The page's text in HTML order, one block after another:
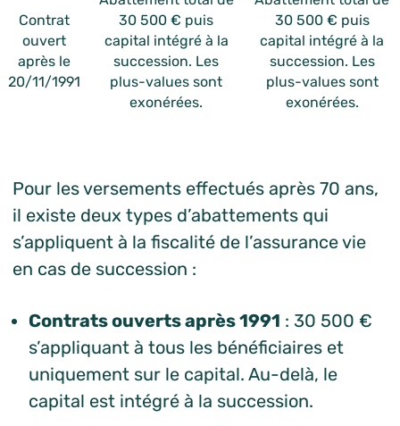
Contrat
ouvert
après le
20/11/1991
30 500 € puis
capital intégré à la
succession. Les
plus-values sont
exonérées.
30 500 € puis
capital intégré à la
succession. Les
plus-values sont
exonérées.
Pour les versements effectués après 70 ans,
il existe deux types d’abattements qui
s’appliquent à la fiscalité de l’assurance vie
en cas de succession :
Contrats ouverts après 1991 : 30 500 €
s’appliquant à tous les bénéficiaires et
uniquement sur le capital. Au-delà, le
capital est intégré à la succession.